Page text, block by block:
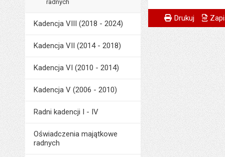
radnych
Kadencja VIII (2018 - 2024)
Kadencja VII (2014 - 2018)
Kadencja VI (2010 - 2014)
Kadencja V (2006 - 2010)
Radni kadencji I - IV
Oświadczenia majątkowe
radnych
Metryczka
Wytworzył:
Powiadom
Drukuj